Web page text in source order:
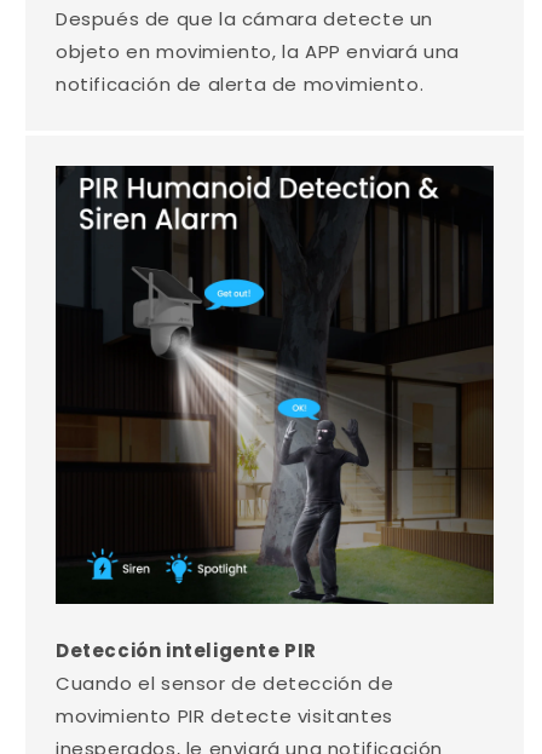
Después de que la cámara detecte un
objeto en movimiento, la APP enviará una
notificación de alerta de movimiento.
Detección inteligente PIR
Cuando el sensor de detección de
movimiento PIR detecte visitantes
inesperados, le enviará una notificación